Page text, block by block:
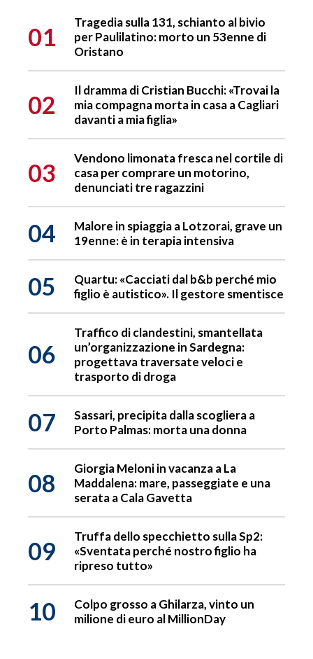
01
Tragedia sulla 131, schianto al bivio
per Paulilatino: morto un 53enne di
Oristano
02
Il dramma di Cristian Bucchi: «Trovai la
mia compagna morta in casa a Cagliari
davanti a mia figlia»
03
Vendono limonata fresca nel cortile di
casa per comprare un motorino,
denunciati tre ragazzini
04
Malore in spiaggia a Lotzorai, grave un
19enne: è in terapia intensiva
05
Quartu: «Cacciati dal b&b perché mio
figlio è autistico». Il gestore smentisce
06
Traffico di clandestini, smantellata
un’organizzazione in Sardegna:
progettava traversate veloci e
trasporto di droga
07
Sassari, precipita dalla scogliera a
Porto Palmas: morta una donna
08
Giorgia Meloni in vacanza a La
Maddalena: mare, passeggiate e una
serata a Cala Gavetta
09
Truffa dello specchietto sulla Sp2:
«Sventata perché nostro figlio ha
ripreso tutto»
10
Colpo grosso a Ghilarza, vinto un
milione di euro al MillionDay